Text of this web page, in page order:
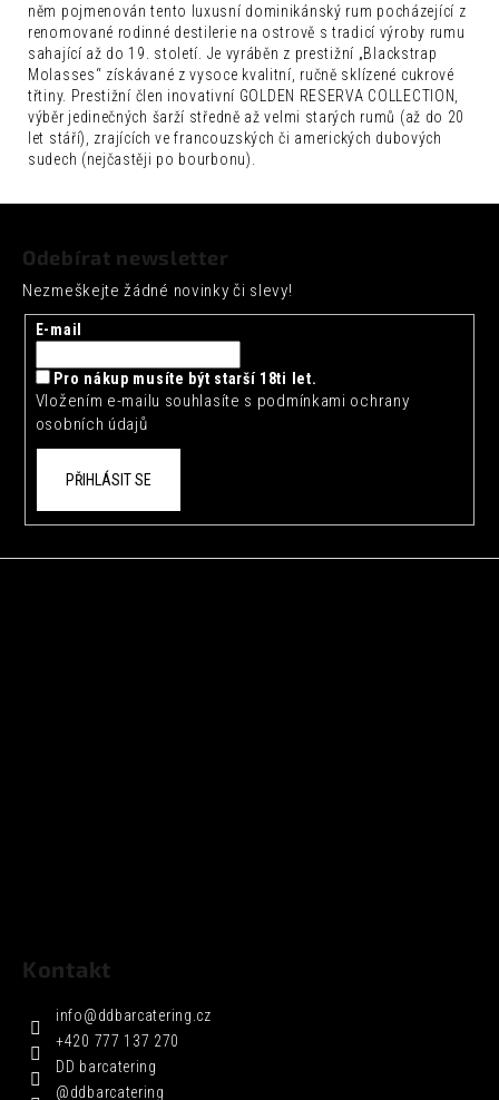
něm pojmenován tento luxusní dominikánský rum pocházející z
renomované rodinné destilerie na ostrově s tradicí výroby rumu
sahající až do 19. století. Je vyráběn z prestižní „Blackstrap
Molasses“ získávané z vysoce kvalitní, ručně sklízené cukrové
třtiny. Prestižní člen inovativní GOLDEN RESERVA COLLECTION,
výběr jedinečných šarží středně až velmi starých rumů (až do 20
let stáří), zrajících ve francouzských či amerických dubových
sudech (nejčastěji po bourbonu).
Odebírat newsletter
Nezmeškejte žádné novinky či slevy!
E-mail
Pro nákup musíte být starší 18ti let.
Vložením e-mailu souhlasíte s podmínkami ochrany
osobních údajů
PŘIHLÁSIT SE
Kontakt
info@ddbarcatering.cz
+420 777 137 270
DD barcatering
@ddbarcatering